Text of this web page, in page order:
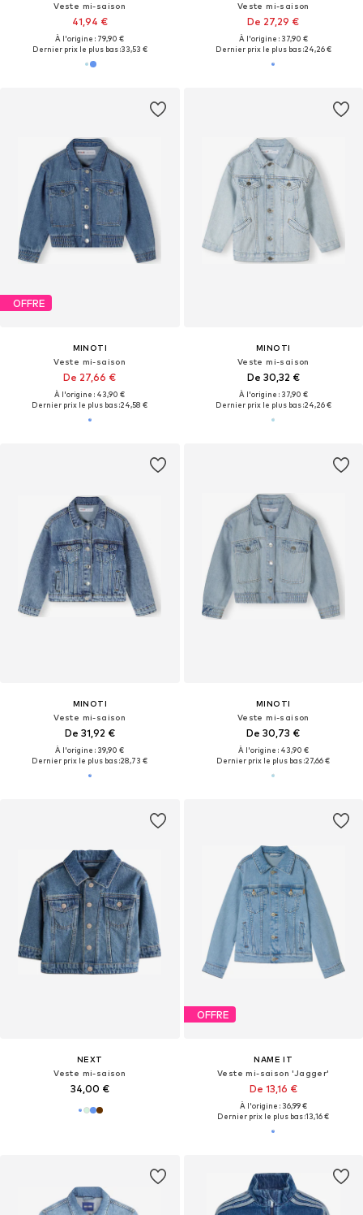
Veste mi-saison
41,94 €
À l'origine : 79,90 €
Dernier prix le plus bas :33,53 €
Veste mi-saison
De 27,29 €
À l'origine : 37,90 €
Dernier prix le plus bas :24,26 €
OFFRE
MINOTI
Veste mi-saison
De 27,66 €
À l'origine : 43,90 €
Dernier prix le plus bas :24,58 €
MINOTI
Veste mi-saison
De 30,32 €
À l'origine : 37,90 €
Dernier prix le plus bas :24,26 €
MINOTI
Veste mi-saison
De 31,92 €
À l'origine : 39,90 €
Dernier prix le plus bas :28,73 €
MINOTI
Veste mi-saison
De 30,73 €
À l'origine : 43,90 €
Dernier prix le plus bas :27,66 €
NEXT
Veste mi-saison
34,00 €
OFFRE
NAME IT
Veste mi-saison 'Jagger'
De 13,16 €
À l'origine : 36,99 €
Dernier prix le plus bas :13,16 €